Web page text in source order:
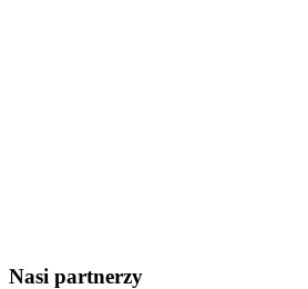
Nasi partnerzy